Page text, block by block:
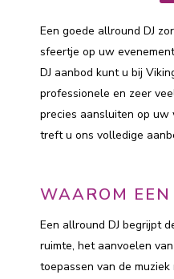
Een goede allround DJ
sfeertje op uw
DJ aanbod kunt u bij
professionele en zeer
precies aansluiten op uw
treft u ons volledige
WAAROM
Een allround DJ begrijpt
ruimte, het aanvoelen
toepassen van de